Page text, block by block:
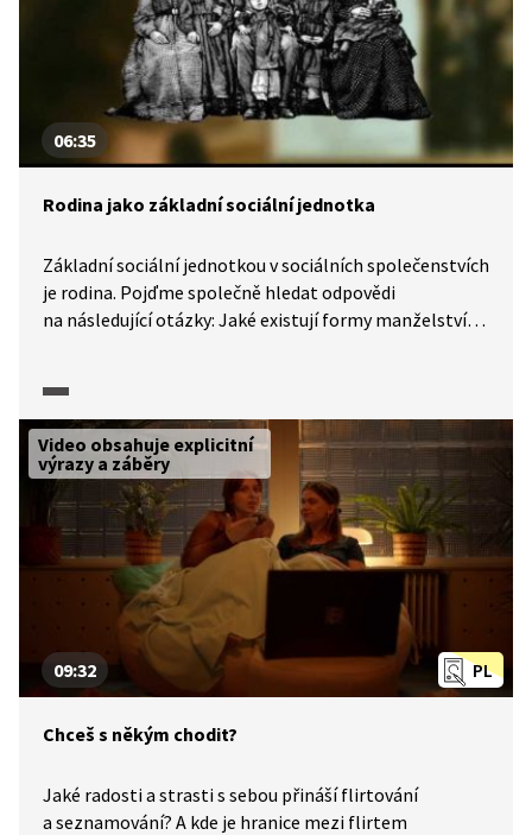
06:35
Rodina jako základní sociální jednotka
Základní sociální jednotkou v sociálních společenstvích
je rodina. Pojďme společně hledat odpovědi
na následující otázky: Jaké existují formy manželství?
takzvaně na psí knížku? Jak s pojímáním partnerských
vztahů zahýbala emancipace žen? Je perspektivní vzít
si partnera z naprosto odlišně založené rodiny?
Pořadem provází Cyril Höschl.
Video obsahuje explicitní
výrazy a záběry
PL
09:32
Chceš s někým chodit?
Jaké radosti a strasti s sebou přináší flirtování
a seznamování? A kde je hranice mezi flirtem